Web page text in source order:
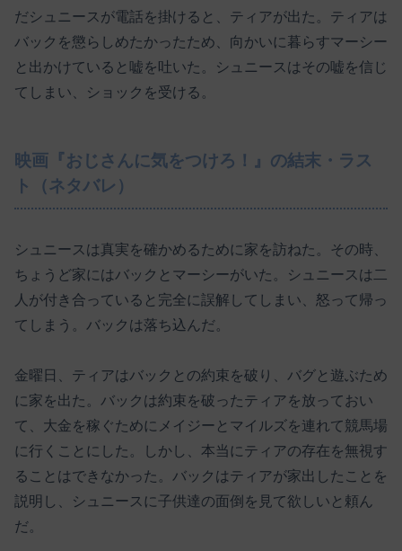
だシュニースが電話を掛けると、ティアが出た。ティアは
バックを懲らしめたかったため、向かいに暮らすマーシー
と出かけていると嘘を吐いた。シュニースはその嘘を信じ
てしまい、ショックを受ける。
映画『おじさんに気をつけろ！』の結末・ラス
ト（ネタバレ）
シュニースは真実を確かめるために家を訪ねた。その時、
ちょうど家にはバックとマーシーがいた。シュニースは二
人が付き合っていると完全に誤解してしまい、怒って帰っ
てしまう。バックは落ち込んだ。
金曜日、ティアはバックとの約束を破り、バグと遊ぶため
に家を出た。バックは約束を破ったティアを放っておい
て、大金を稼ぐためにメイジーとマイルズを連れて競馬場
に行くことにした。しかし、本当にティアの存在を無視す
ることはできなかった。バックはティアが家出したことを
説明し、シュニースに子供達の面倒を見て欲しいと頼ん
だ。